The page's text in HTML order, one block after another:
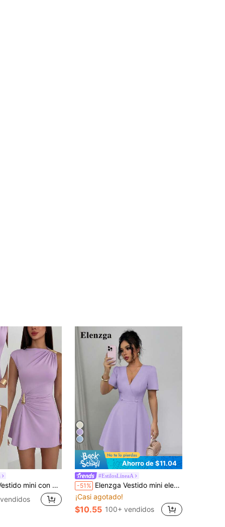
manga acuchillada y decoración metálica
Ahorro de $11.04
#EstilosLíneaA
-51% Elenzga Vestido mini elegante de mujer con línea A, cuello en V, frente cruzado, doble botonadura y decoración, para uso diurno, primavera/verano
¡Casi agotado!
$10.55 100+ vendidos